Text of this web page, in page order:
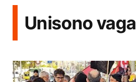
Unisono vaga